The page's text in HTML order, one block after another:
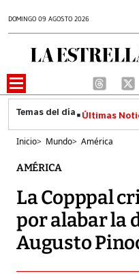
DOMINGO 09 AGOSTO 2026
Últimas
Inicio> Mundo> América
AMÉRICA
La Copppal
por alabar la
Augusto